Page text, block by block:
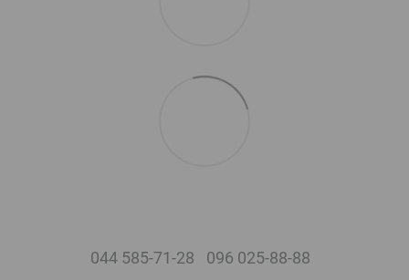
044 585-71-28 096 025-88-88